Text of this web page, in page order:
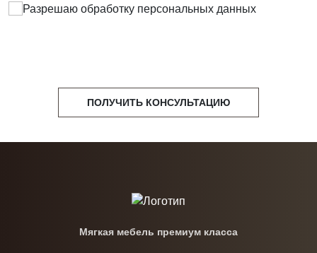
Разрешаю обработку персональных данных
ПОЛУЧИТЬ КОНСУЛЬТАЦИЮ
Мягкая мебель премиум класса